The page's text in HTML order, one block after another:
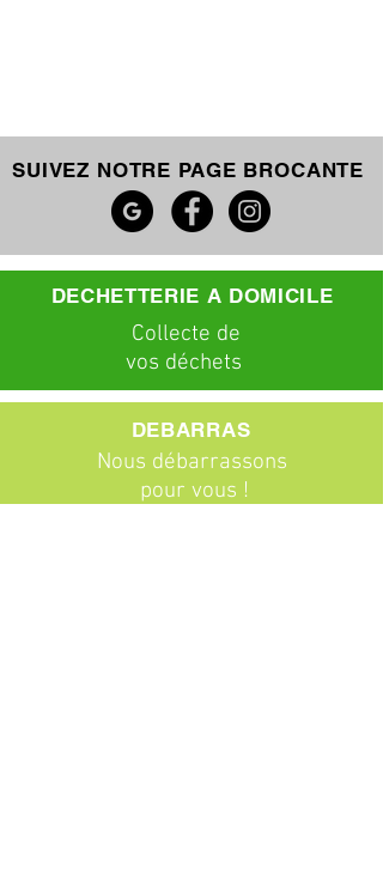
SUIVEZ NOTRE PAGE BROCANTE
DECHETTERIE A DOMICILE
Collecte de
vos déchets
DEBARRAS
Nous débarrassons
pour vous !